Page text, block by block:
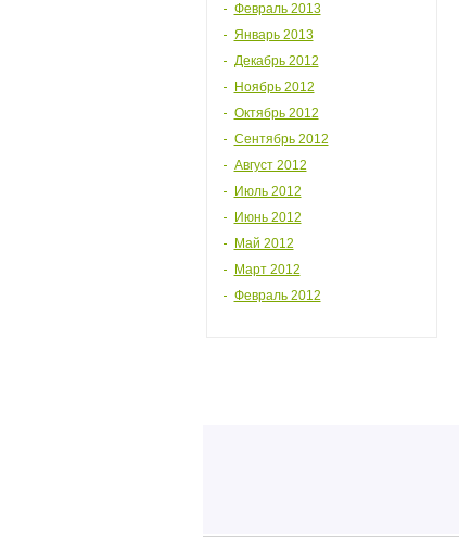
Февраль 2013
Январь 2013
Декабрь 2012
Ноябрь 2012
Октябрь 2012
Сентябрь 2012
Август 2012
Июль 2012
Июнь 2012
Май 2012
Март 2012
Февраль 2012